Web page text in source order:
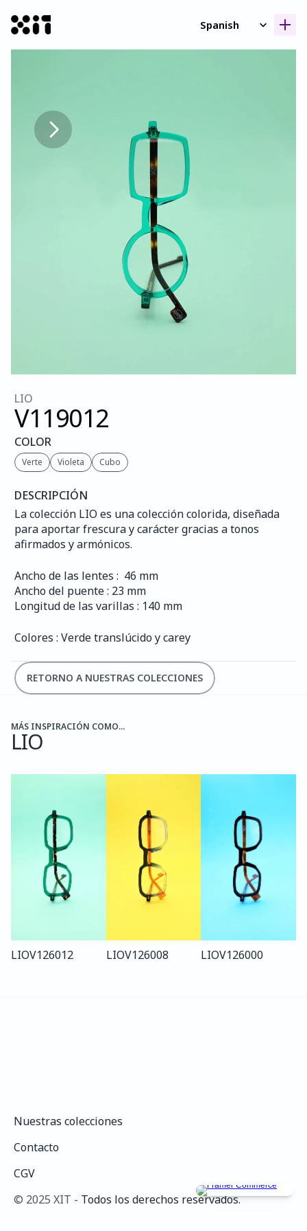
Spanish
LIO
V119012
COLOR
Verte Violeta Cubo
DESCRIPCIÓN
La colección LIO es una colección colorida, diseñada
para aportar frescura y carácter gracias a tonos
afirmados y armónicos.
Ancho de las lentes :  46 mm
Ancho del puente : 23 mm
Longitud de las varillas : 140 mm
Colores : Verde translúcido y carey
RETORNO A NUESTRAS COLECCIONES
MÁS INSPIRACIÓN COMO...
LIO
LIOV126012 LIOV126008 LIOV126000
©️ 2025 XIT - Todos los derechos reservados.
Nuestras colecciones
Contacto
CGV